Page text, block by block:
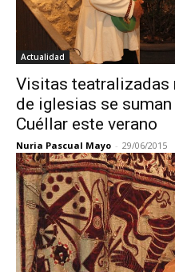
Actualidad
Visitas teatralizadas
de iglesias se
Cuéllar este verano
Nuria Pascual Mayo - 29/06/2015